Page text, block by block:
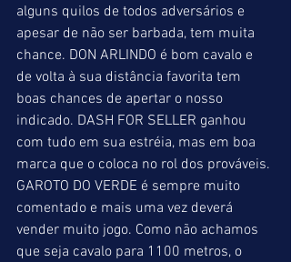
alguns quilos de todos adversários e
apesar de não ser barbada, tem muita
chance. DON ARLINDO é bom cavalo e
de volta à sua distância favorita tem
boas chances de apertar o nosso
indicado. DASH FOR SELLER ganhou
com tudo em sua estréia, mas em boa
marca que o coloca no rol dos prováveis.
GAROTO DO VERDE é sempre muito
comentado e mais uma vez deverá
vender muito jogo. Como não achamos
que seja cavalo para 1100 metros, o